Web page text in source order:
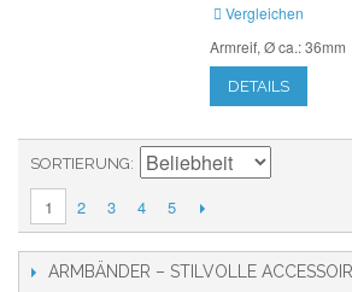
Vergleichen
Armreif, Ø ca.: 36mm
DETAILS
SORTIERUNG
1 2 3 4 5
ARMBÄNDER – STILVOLLE